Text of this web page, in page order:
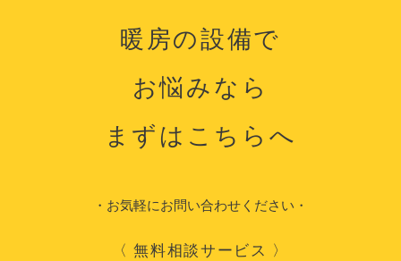
暖房の設備で
お悩みなら
まずはこちらへ
・お気軽にお問い合わせください・
〈 無料相談サービス 〉